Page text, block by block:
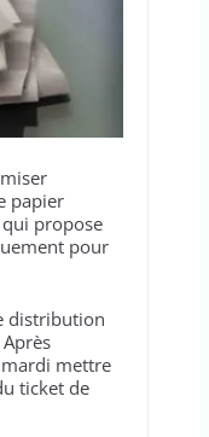
papier
propose
pour
distribution
mardi mettre
ticket de